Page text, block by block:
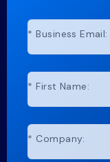
* Business Email:
* First Name:
* Company: